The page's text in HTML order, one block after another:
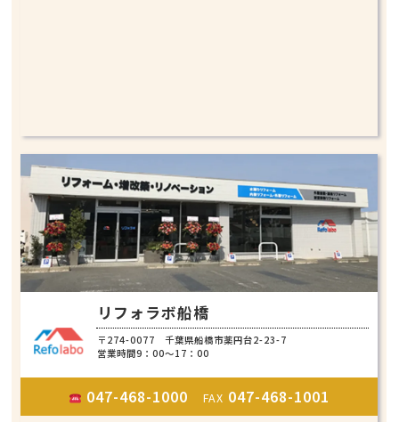
リフォラボ船橋
〒274-0077 千葉県船橋市薬円台2-23-7
営業時間9：00～17：00
047-468-1000FAX 047-468-1001